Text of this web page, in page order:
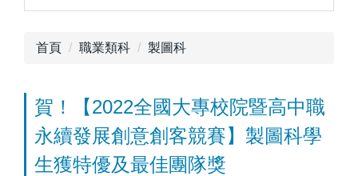
首頁 職業類科 製圖科
賀！【2022全國大專校院暨高中職
永續發展創意創客競賽】製圖科學
生獲特優及最佳團隊獎